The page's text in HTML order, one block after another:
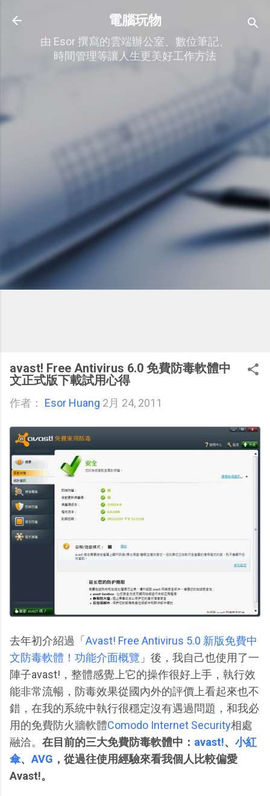
跳到主要內容
電腦玩物
由 Esor 撰寫的雲端辦公室、數位筆記、
時間管理等讓人生更美好工作方法
avast! Free Antivirus 6.0 免費防毒軟體中
文正式版下載試用心得
作者： Esor Huang 2月 24, 2011
去年初介紹過「 Avast! Free Antivirus 5.0 新版免費中
文防毒軟體！功能介面概覽 」後，我自己也使用了一
陣子avast!，整體感覺上它的操作很好上手，執行效
能非常流暢，防毒效果從國內外的評價上看起來也不
錯，在我的系統中執行很穩定沒有遇過問題，和我必
用的免費防火牆軟體Comodo Internet Security相處
融洽。 在目前的三大免費防毒軟體中： avast!、 小紅
傘、 AVG ，從過往使用經驗來看我個人比較偏愛
Avast!。